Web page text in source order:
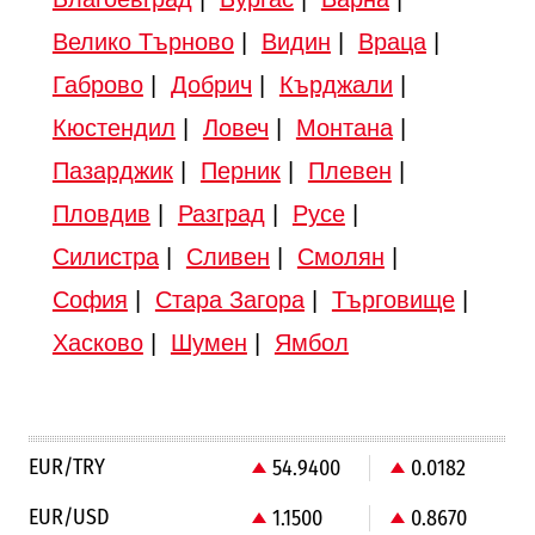
Велико Търново| Видин Враца|
Габрово| Добрич Кърджали
Кюстендил
Ловеч Монтана|
Пазарджик| Перник| Плевен
Пловдив
Разград Русе|
Силистра| Сливен Смолян
София
Стара Загора| Търговище|
Хасково| Шумен Ямбол
EUR/TRY 54.9400
0.0182
EUR/USD
1.1500 0.8670